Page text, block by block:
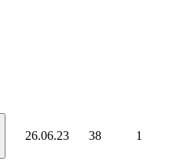
26.06.23 38 1